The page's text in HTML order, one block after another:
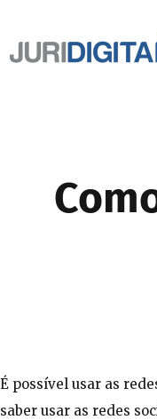
É possível usar as
saber usar as redes